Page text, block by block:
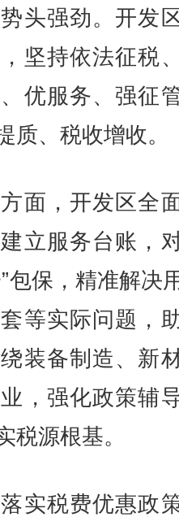
头强劲。开发
坚持依法征税
优服务、强征
质、税收增收。
，开发区全
立服务台账，
包保，精准解决
等实际问题，
装备制造、新
，强化政策辅
税源根基。
税费优惠政